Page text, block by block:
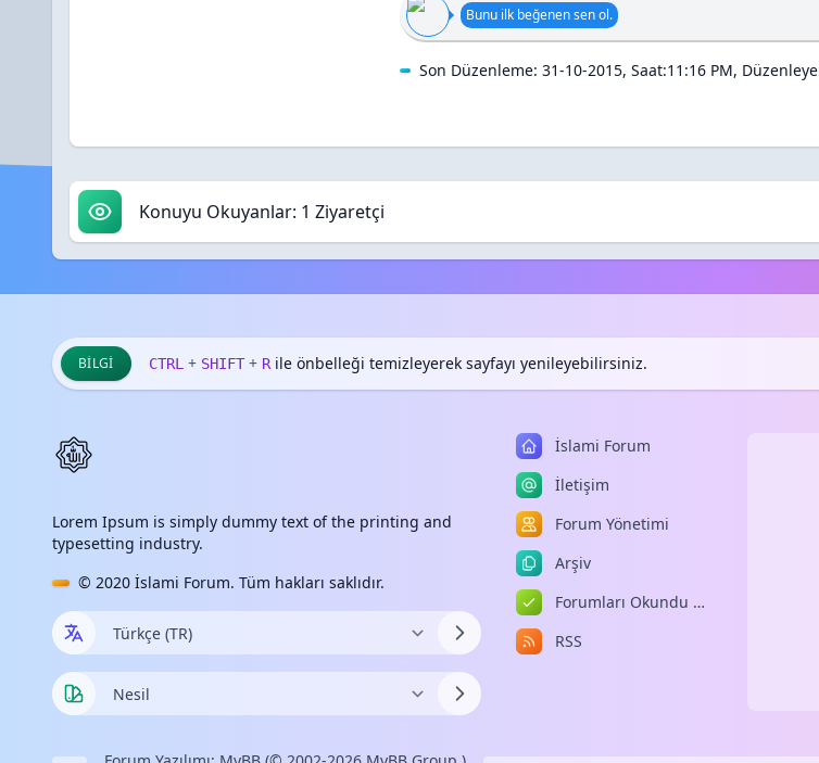
Bunu ilk beğenen sen ol.
Son Düzenleme: 31-10-2015, Saat:11:16 PM,
Konuyu Okuyanlar: 1 Ziyaretçi
BILGI CTRL + SHIFT + Rile önbelleği temizleyerek sayfayı yenileyebilirsiniz.
Lorem Ipsum is simply dummy text of the printing and
typesetting industry.
© 2020 İslami Forum. Tüm hakları saklıdır.
İslami Forum
İletişim
Forum Yönetimi
Arşiv
Forumları Okundu Kabul Et
RSS